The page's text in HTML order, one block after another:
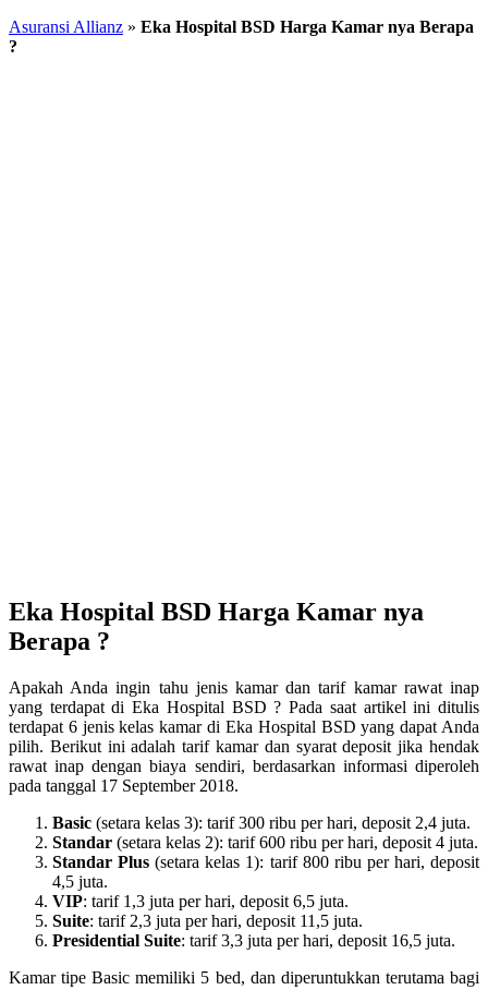
Asuransi Allianz » Eka Hospital BSD Harga Kamar nya Berapa
?
Eka Hospital BSD Harga Kamar nya
Berapa ?
Apakah Anda ingin tahu jenis kamar dan tarif kamar rawat inap
yang terdapat di Eka Hospital BSD ? Pada saat artikel ini ditulis
terdapat 6 jenis kelas kamar di Eka Hospital BSD yang dapat Anda
pilih. Berikut ini adalah tarif kamar dan syarat deposit jika hendak
rawat inap dengan biaya sendiri, berdasarkan informasi diperoleh
pada tanggal 17 September 2018.
Basic (setara kelas 3): tarif 300 ribu per hari, deposit 2,4 juta.
Standar (setara kelas 2): tarif 600 ribu per hari, deposit 4 juta.
Standar Plus (setara kelas 1): tarif 800 ribu per hari, deposit
4,5 juta.
VIP: tarif 1,3 juta per hari, deposit 6,5 juta.
Suite: tarif 2,3 juta per hari, deposit 11,5 juta.
Presidential Suite: tarif 3,3 juta per hari, deposit 16,5 juta.
Kamar tipe Basic memiliki 5 bed, dan diperuntukkan terutama bagi